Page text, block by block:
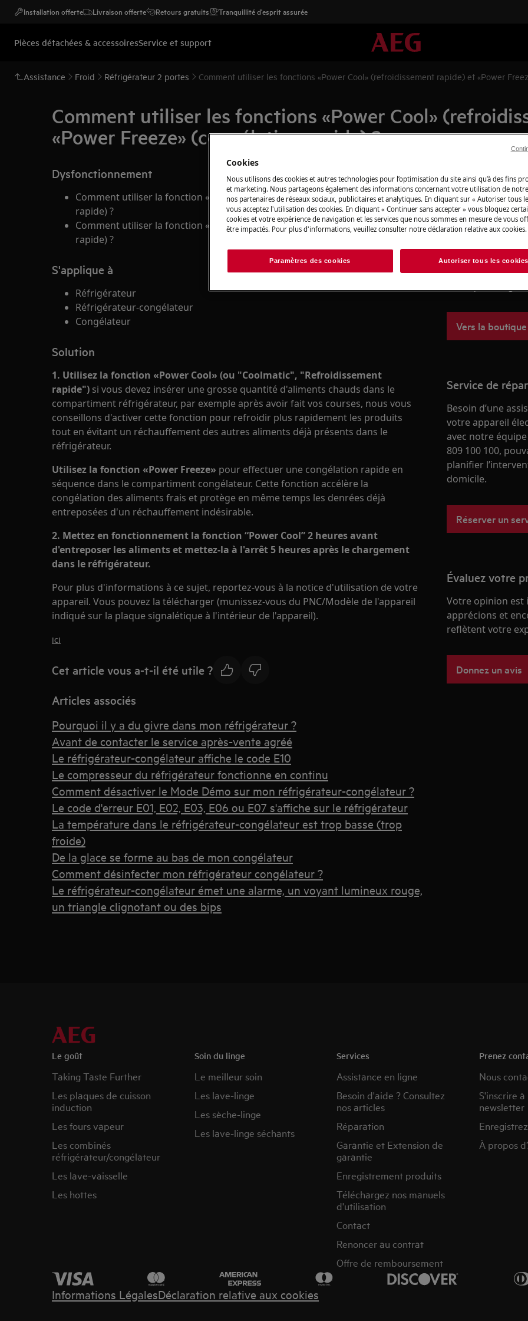
Installation offerte Livraison offerte Retours gratuits Tranquillité d'esprit assurée
Pièces détachées & accessoiresService et support
Assistance Froid Réfrigérateur 2 portes Comment utiliser les fonctions «Power Cool» (refroidissement rapide) et «Power
Comment utiliser les fonctions «Power Cool»
«Power Freeze» (congélation rapide) ?
Dysfonctionnement
Comment utiliser la fonction «Power Cool» ou "Coolmatic" (refroidissement
rapide) ?
Comment utiliser la fonction «Power Freeze» ou "Frostmatic" (congélation
rapide) ?
S'applique à
Réfrigérateur
Réfrigérateur-congélateur
Congélateur
Solution
1. Utilisez la fonction «Power Cool» (ou "Coolmatic", "Refroidissement
rapide") si vous devez insérer une grosse quantité d'aliments chauds dans le
compartiment réfrigérateur, par exemple après avoir fait vos courses, nous vous
conseillons d'activer cette fonction pour refroidir plus rapidement les produits
tout en évitant un réchauffement des autres aliments déjà présents dans le
réfrigérateur.
Utilisez la fonction «Power Freeze» pour effectuer une congélation rapide en
séquence dans le compartiment congélateur. Cette fonction accélère la
congélation des aliments frais et protège en même temps les denrées déjà
entreposées d'un réchauffement indésirable.
2. Mettez en fonctionnement la fonction “Power Cool” 2 heures avant
d'entreposer les aliments et mettez-la à l'arrêt 5 heures après le chargement
dans le réfrigérateur.
Pour plus d'informations à ce sujet, reportez-vous à la notice d'utilisation de votre
appareil. Vous pouvez la télécharger (munissez-vous du PNC/Modèle de l'appareil
indiqué sur la plaque signalétique à l'intérieur de l'appareil).
ici
Cet article vous a-t-il été utile ?
Articles associés
Pourquoi il y a du givre dans mon réfrigérateur ?
Avant de contacter le service après-vente agréé
Le réfrigérateur-congélateur affiche le code E10
Le compresseur du réfrigérateur fonctionne en continu
Comment désactiver le Mode Démo sur mon réfrigérateur-congélateur ?
Le code d'erreur E01, E02, E03, E06 ou E07 s'affiche sur le réfrigérateur
La température dans le réfrigérateur-congélateur est trop basse (trop
froide)
De la glace se forme au bas de mon congélateur
Comment désinfecter mon réfrigérateur congélateur ?
Le réfrigérateur-congélateur émet une alarme, un voyant lumineux rouge,
un triangle clignotant ou des bips
Boutique en
détachées
Pour profiter
découvrez tous
produits
besoins, du
Vers la
Service de
Besoin d’une
votre appareil
avec notre
809 100 100,
planifier
domicile.
Réserver un
Évaluez votre
Votre opinion est
apprécions et
reflètent votre
Donnez un avis
Le goût
Taking Taste Further
Les plaques de cuisson
induction
Les fours vapeur
Les combinés
réfrigérateur/congélateur
Les lave-vaisselle
Les hottes
Soin du linge
Le meilleur soin
Les lave-linge
Les sèche-linge
Les lave-linge séchants
Services
Assistance en ligne
Besoin d'aide ? Consultez
nos articles
Réparation
Garantie et Extension de
garantie
Enregistrement produits
Téléchargez nos manuels
d'utilisation
Contact
Renoncer au contrat
Offre de remboursement
Prenez
Nous
S'inscrire
newsletter
À propos
Informations LégalesDéclaration relative aux cookies
Cookies
Nous utilisons des cookies et autres technologies pour l’optimisation du site ainsi qu’à des fins
et marketing. Nous partageons également des informations concernant votre utilisation de
nos partenaires de réseaux sociaux, publicitaires et analytiques. En cliquant sur « Autoriser tous
vous acceptez l'utilisation des cookies. En cliquant « Continuer sans accepter » vous bloquez
cookies et votre expérience de navigation et les services que nous sommes en mesure de vous
être impactés. Pour plus d'informations, veuillez consulter notre déclaration relative aux cookies.
Paramètres des cookies Autoriser tous les cookies